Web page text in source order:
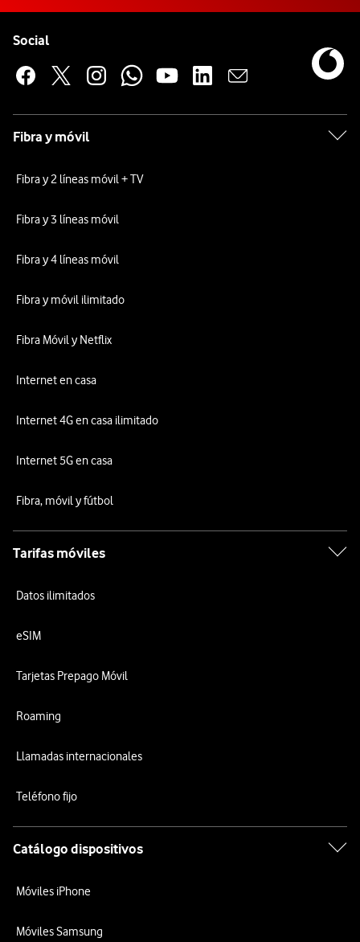
Social
Fibra y móvil
Fibra y 2 líneas móvil + TV
Fibra y 3 líneas móvil
Fibra y 4 líneas móvil
Fibra y móvil ilimitado
Fibra Móvil y Netflix
Internet en casa
Internet 4G en casa ilimitado
Internet 5G en casa
Fibra, móvil y fútbol
Tarifas móviles
Datos ilimitados
eSIM
Tarjetas Prepago Móvil
Roaming
Llamadas internacionales
Teléfono fijo
Catálogo dispositivos
Móviles iPhone
Móviles Samsung